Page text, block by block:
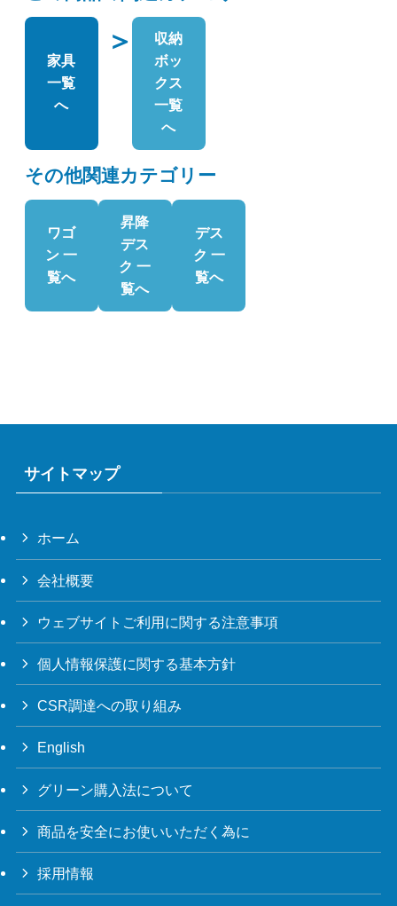
家具
一覧
へ
＞
収納
ボッ
クス
一覧
へ
その他関連カテゴリー
ワゴ
ン 一
覧へ
昇降
デス
ク 一
覧へ
デス
ク 一
覧へ
サイトマップ
ホーム
会社概要
ウェブサイトご利用に関する注意事項
個人情報保護に関する基本方針
CSR調達への取り組み
English
グリーン購入法について
商品を安全にお使いいただく為に
採用情報